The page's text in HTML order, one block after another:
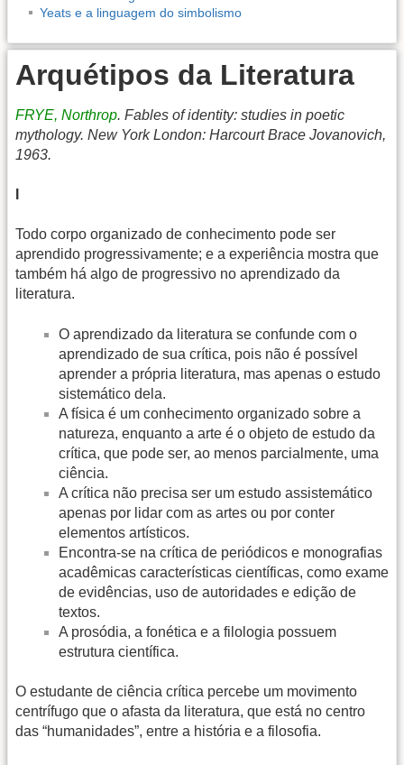
Yeats e a linguagem do simbolismo
Arquétipos da Literatura
FRYE, Northrop. Fables of identity: studies in poetic
mythology. New York London: Harcourt Brace Jovanovich,
1963.
Todo corpo organizado de conhecimento pode ser
aprendido progressivamente; e a experiência mostra que
também há algo de progressivo no aprendizado da
literatura.
O aprendizado da literatura se confunde com o
aprendizado de sua crítica, pois não é possível
aprender a própria literatura, mas apenas o estudo
sistemático dela.
A física é um conhecimento organizado sobre a
natureza, enquanto a arte é o objeto de estudo da
crítica, que pode ser, ao menos parcialmente, uma
ciência.
A crítica não precisa ser um estudo assistemático
apenas por lidar com as artes ou por conter
elementos artísticos.
Encontra-se na crítica de periódicos e monografias
acadêmicas características científicas, como exame
de evidências, uso de autoridades e edição de
textos.
A prosódia, a fonética e a filologia possuem
estrutura científica.
O estudante de ciência crítica percebe um movimento
centrífugo que o afasta da literatura, que está no centro
das “humanidades”, entre a história e a filosofia.